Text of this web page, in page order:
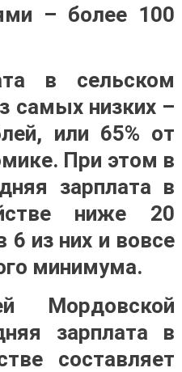
– более 100
в сельском
самых низких –
или 65% от
При этом в
зарплата в
ниже 20
6 из них и вовсе
минимума.
Мордовской
зарплата в
составляет